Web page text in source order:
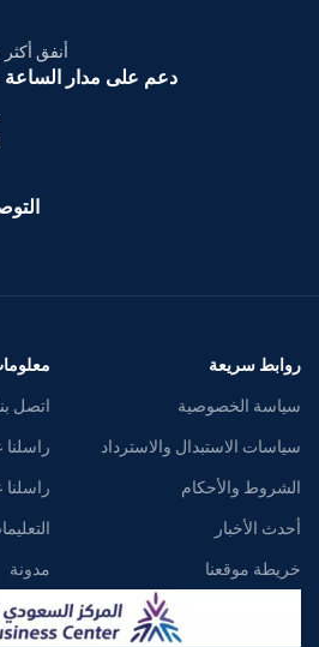
أنفق أكثر من 275
دعم على مدار الساعة
روابط سريعة
سياسة الخصوصية
سياسات الاستبدال والاسترداد
الشروط والأحكام
أحدث الأخبار
خريطة موقعنا
اتصل
راسلنا
راسلنا
مدونة